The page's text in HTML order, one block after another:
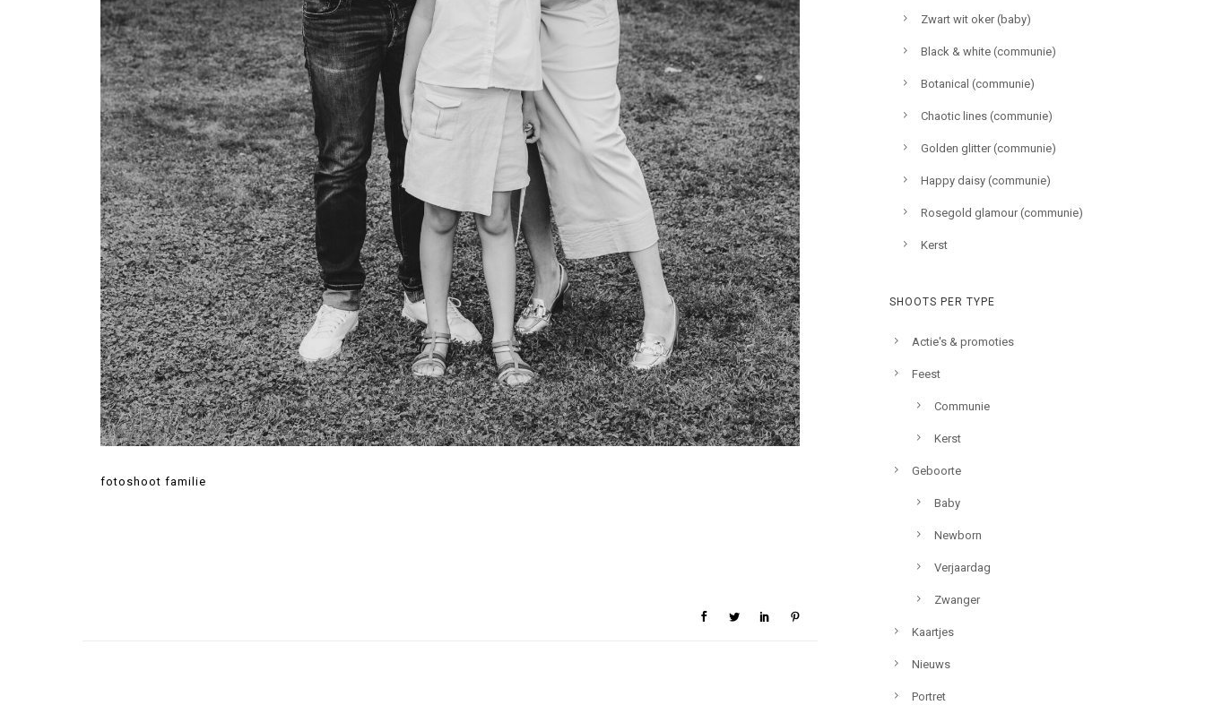
fotoshoot familie
Zwart wit oker (baby)
Black & white (communie)
Botanical (communie)
Chaotic lines (communie)
Golden glitter (communie)
Happy daisy (communie)
Rosegold glamour (communie)
Kerst
SHOOTS PER TYPE
Actie's & promoties
Feest
Communie
Kerst
Geboorte
Baby
Newborn
Verjaardag
Zwanger
Kaartjes
Nieuws
Portret